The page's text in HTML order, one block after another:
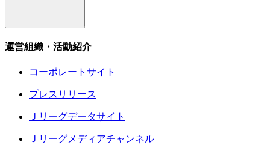
運営組織・活動紹介
コーポレートサイト
プレスリリース
Ｊリーグデータサイト
Ｊリーグメディアチャンネル